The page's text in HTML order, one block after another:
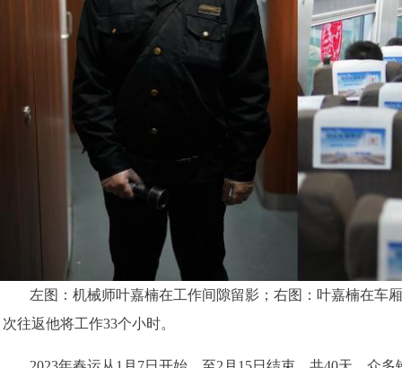
左图：机械师叶嘉楠在工作间隙留影；右图：叶嘉楠在车
次往返他将工作33个小时。